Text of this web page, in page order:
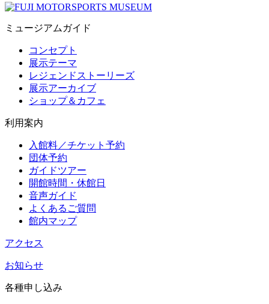
ミュージアムガイド
コンセプト
展示テーマ
レジェンドストーリーズ
展示アーカイブ
ショップ＆カフェ
利用案内
入館料／チケット予約
団体予約
ガイドツアー
開館時間・休館日
音声ガイド
よくあるご質問
館内マップ
アクセス
お知らせ
各種申し込み